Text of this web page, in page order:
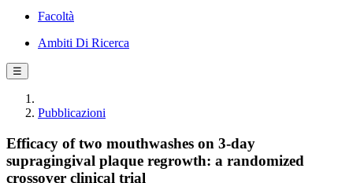
Facoltà
Ambiti Di Ricerca
☰
Pubblicazioni
Efficacy of two mouthwashes on 3-day
supragingival plaque regrowth: a randomized
crossover clinical trial